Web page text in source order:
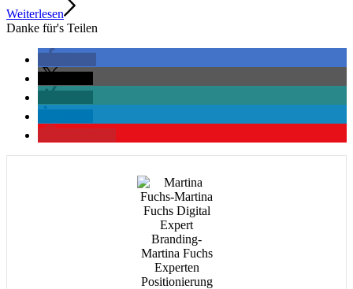
Weiterlesen
Danke für's Teilen